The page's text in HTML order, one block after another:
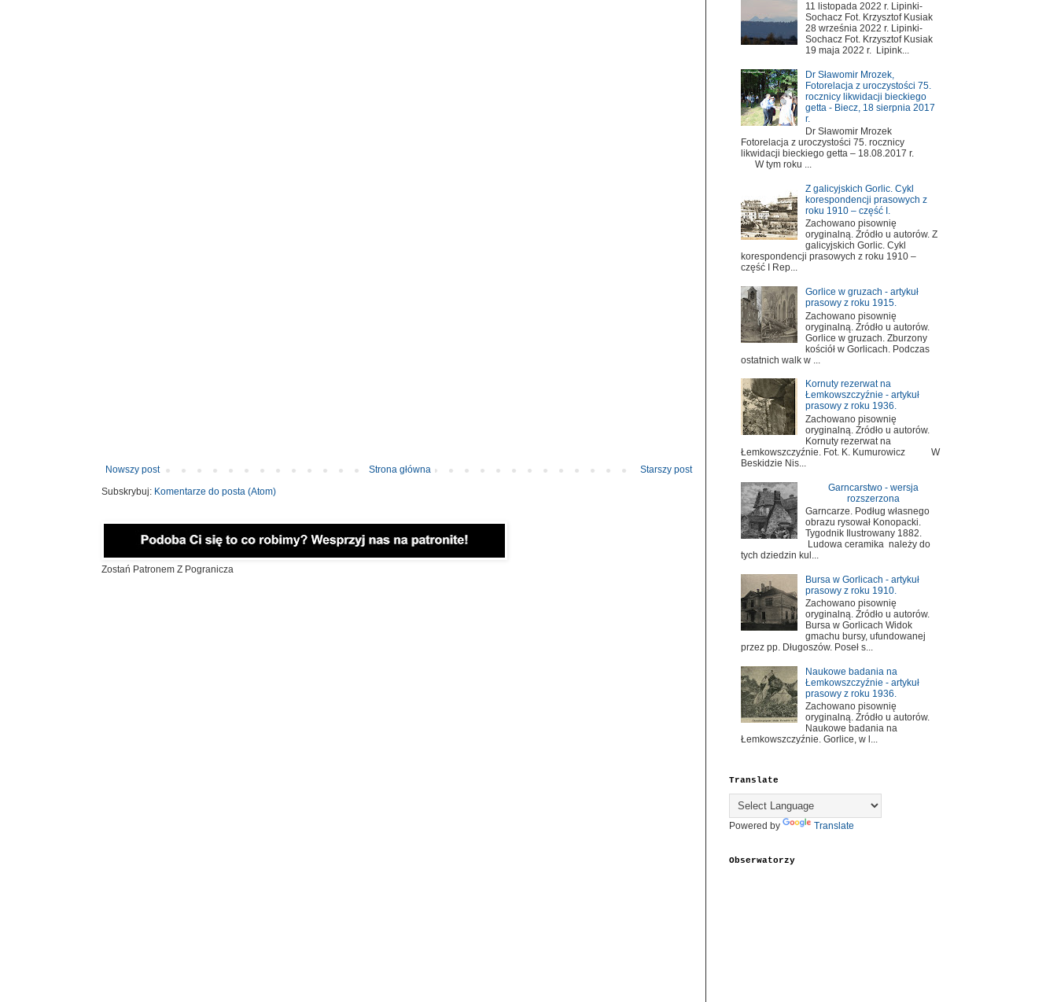
Nowszy post Starszy post
Strona główna
Subskrybuj: Komentarze do posta (Atom)
Zostań Patronem Z Pogranicza
11 listopada 2022 r. Lipinki-
Sochacz Fot. Krzysztof Kusiak
28 września 2022 r. Lipinki-
Sochacz Fot. Krzysztof Kusiak
19 maja 2022 r. Lipink...
Dr Sławomir Mrozek,
Fotorelacja z uroczystości 75.
rocznicy likwidacji bieckiego
getta - Biecz, 18 sierpnia 2017
r.
Dr Sławomir Mrozek
Fotorelacja z uroczystości 75. rocznicy
likwidacji bieckiego getta – 18.08.2017 r.
W tym roku ...
Z galicyjskich Gorlic. Cykl
korespondencji prasowych z
roku 1910 – część I.
Zachowano pisownię
oryginalną. Źródło u autorów. Z
galicyjskich Gorlic. Cykl
korespondencji prasowych z roku 1910 –
część I Rep...
Gorlice w gruzach - artykuł
prasowy z roku 1915.
Zachowano pisownię
oryginalną. Źródło u autorów.
Gorlice w gruzach. Zburzony
kościół w Gorlicach. Podczas
ostatnich walk w ...
Kornuty rezerwat na
Łemkowszczyźnie - artykuł
prasowy z roku 1936.
Zachowano pisownię
oryginalną. Źródło u autorów.
Kornuty rezerwat na
Łemkowszczyźnie. Fot. K. Kumurowicz W
Beskidzie Nis...
Garncarstwo - wersja
rozszerzona
Garncarze. Podług własnego
obrazu rysował Konopacki.
Tygodnik Ilustrowany 1882.
Ludowa ceramika należy do
tych dziedzin kul...
Bursa w Gorlicach - artykuł
prasowy z roku 1910.
Zachowano pisownię
oryginalną. Źródło u autorów.
Bursa w Gorlicach Widok
gmachu bursy, ufundowanej
przez pp. Długoszów. Poseł s...
Naukowe badania na
Łemkowszczyźnie - artykuł
prasowy z roku 1936.
Zachowano pisownię
oryginalną. Źródło u autorów.
Naukowe badania na
Łemkowszczyźnie. Gorlice, w l...
Translate
Powered by Translate
Obserwatorzy